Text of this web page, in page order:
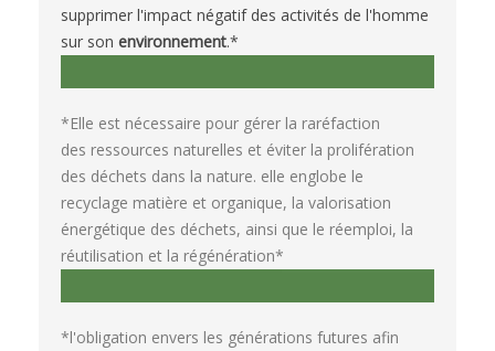
supprimer l'impact négatif des activités de l'homme
sur son environnement.*
*Elle est nécessaire pour gérer la raréfaction
des ressources naturelles et éviter la prolifération
des déchets dans la nature. elle englobe le
recyclage matière et organique, la valorisation
énergétique des déchets, ainsi que le réemploi, la
réutilisation et la régénération*
*l'obligation envers les générations futures afin